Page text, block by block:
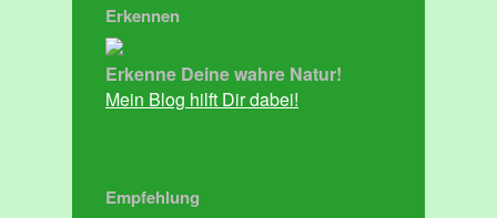
Erkennen
Erkenne Deine wahre Natur!
Mein Blog hilft Dir dabei!
Empfehlung